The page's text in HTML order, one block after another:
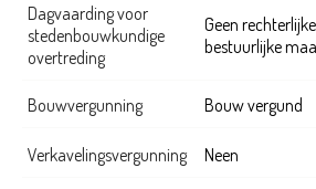
Dagvaarding voor
stedenbouwkundige
overtreding
Geen
bestuurlijke
Bouwvergunning Bouw vergund
Verkavelingsvergunning Neen